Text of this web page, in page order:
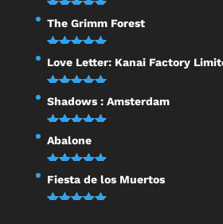
Note5.00
sur 5
The Grimm Forest
Note 5.00
sur 5
Love Letter: Kanai Factory
Note5.00
sur 5
Shadows : Amsterdam
Note5.00
sur 5
Abalone
Note5.00
sur 5
Fiesta de los Muertos